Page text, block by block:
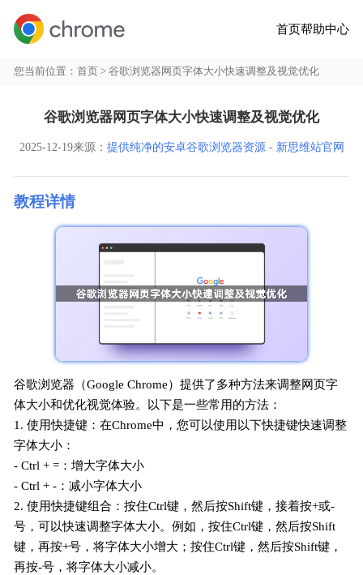
首页帮助中心
您当前位置：首页 > 谷歌浏览器网页字体大小快速调整及视觉优化
谷歌浏览器网页字体大小快速调整及视觉优化
2025-12-19来源： 提供纯净的安卓谷歌浏览器资源 - 新思维站官网
教程详情
谷歌浏览器（Google Chrome）提供了多种方法来调整网页字
体大小和优化视觉体验。以下是一些常用的方法：
1. 使用快捷键：在Chrome中，您可以使用以下快捷键快速调整
字体大小：
- Ctrl + =：增大字体大小
- Ctrl + -：减小字体大小
2. 使用快捷键组合：按住Ctrl键，然后按Shift键，接着按+或-
号，可以快速调整字体大小。例如，按住Ctrl键，然后按Shift
键，再按+号，将字体大小增大；按住Ctrl键，然后按Shift键，
再按-号，将字体大小减小。